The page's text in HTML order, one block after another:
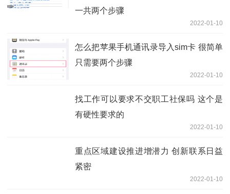
一共两个步骤
2022-01-10
怎么把苹果手机通讯录导入sim卡 很简单
只需要两个步骤
2022-01-10
找工作可以要求不交职工社保吗 这个是
有硬性要求的
2022-01-10
重点区域建设推进增潜力 创新联系日益
紧密
2022-01-10